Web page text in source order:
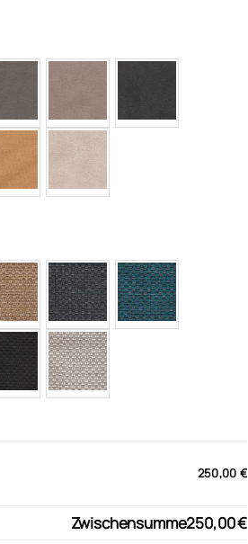
250,00 €
Zwischensumme250,00 €